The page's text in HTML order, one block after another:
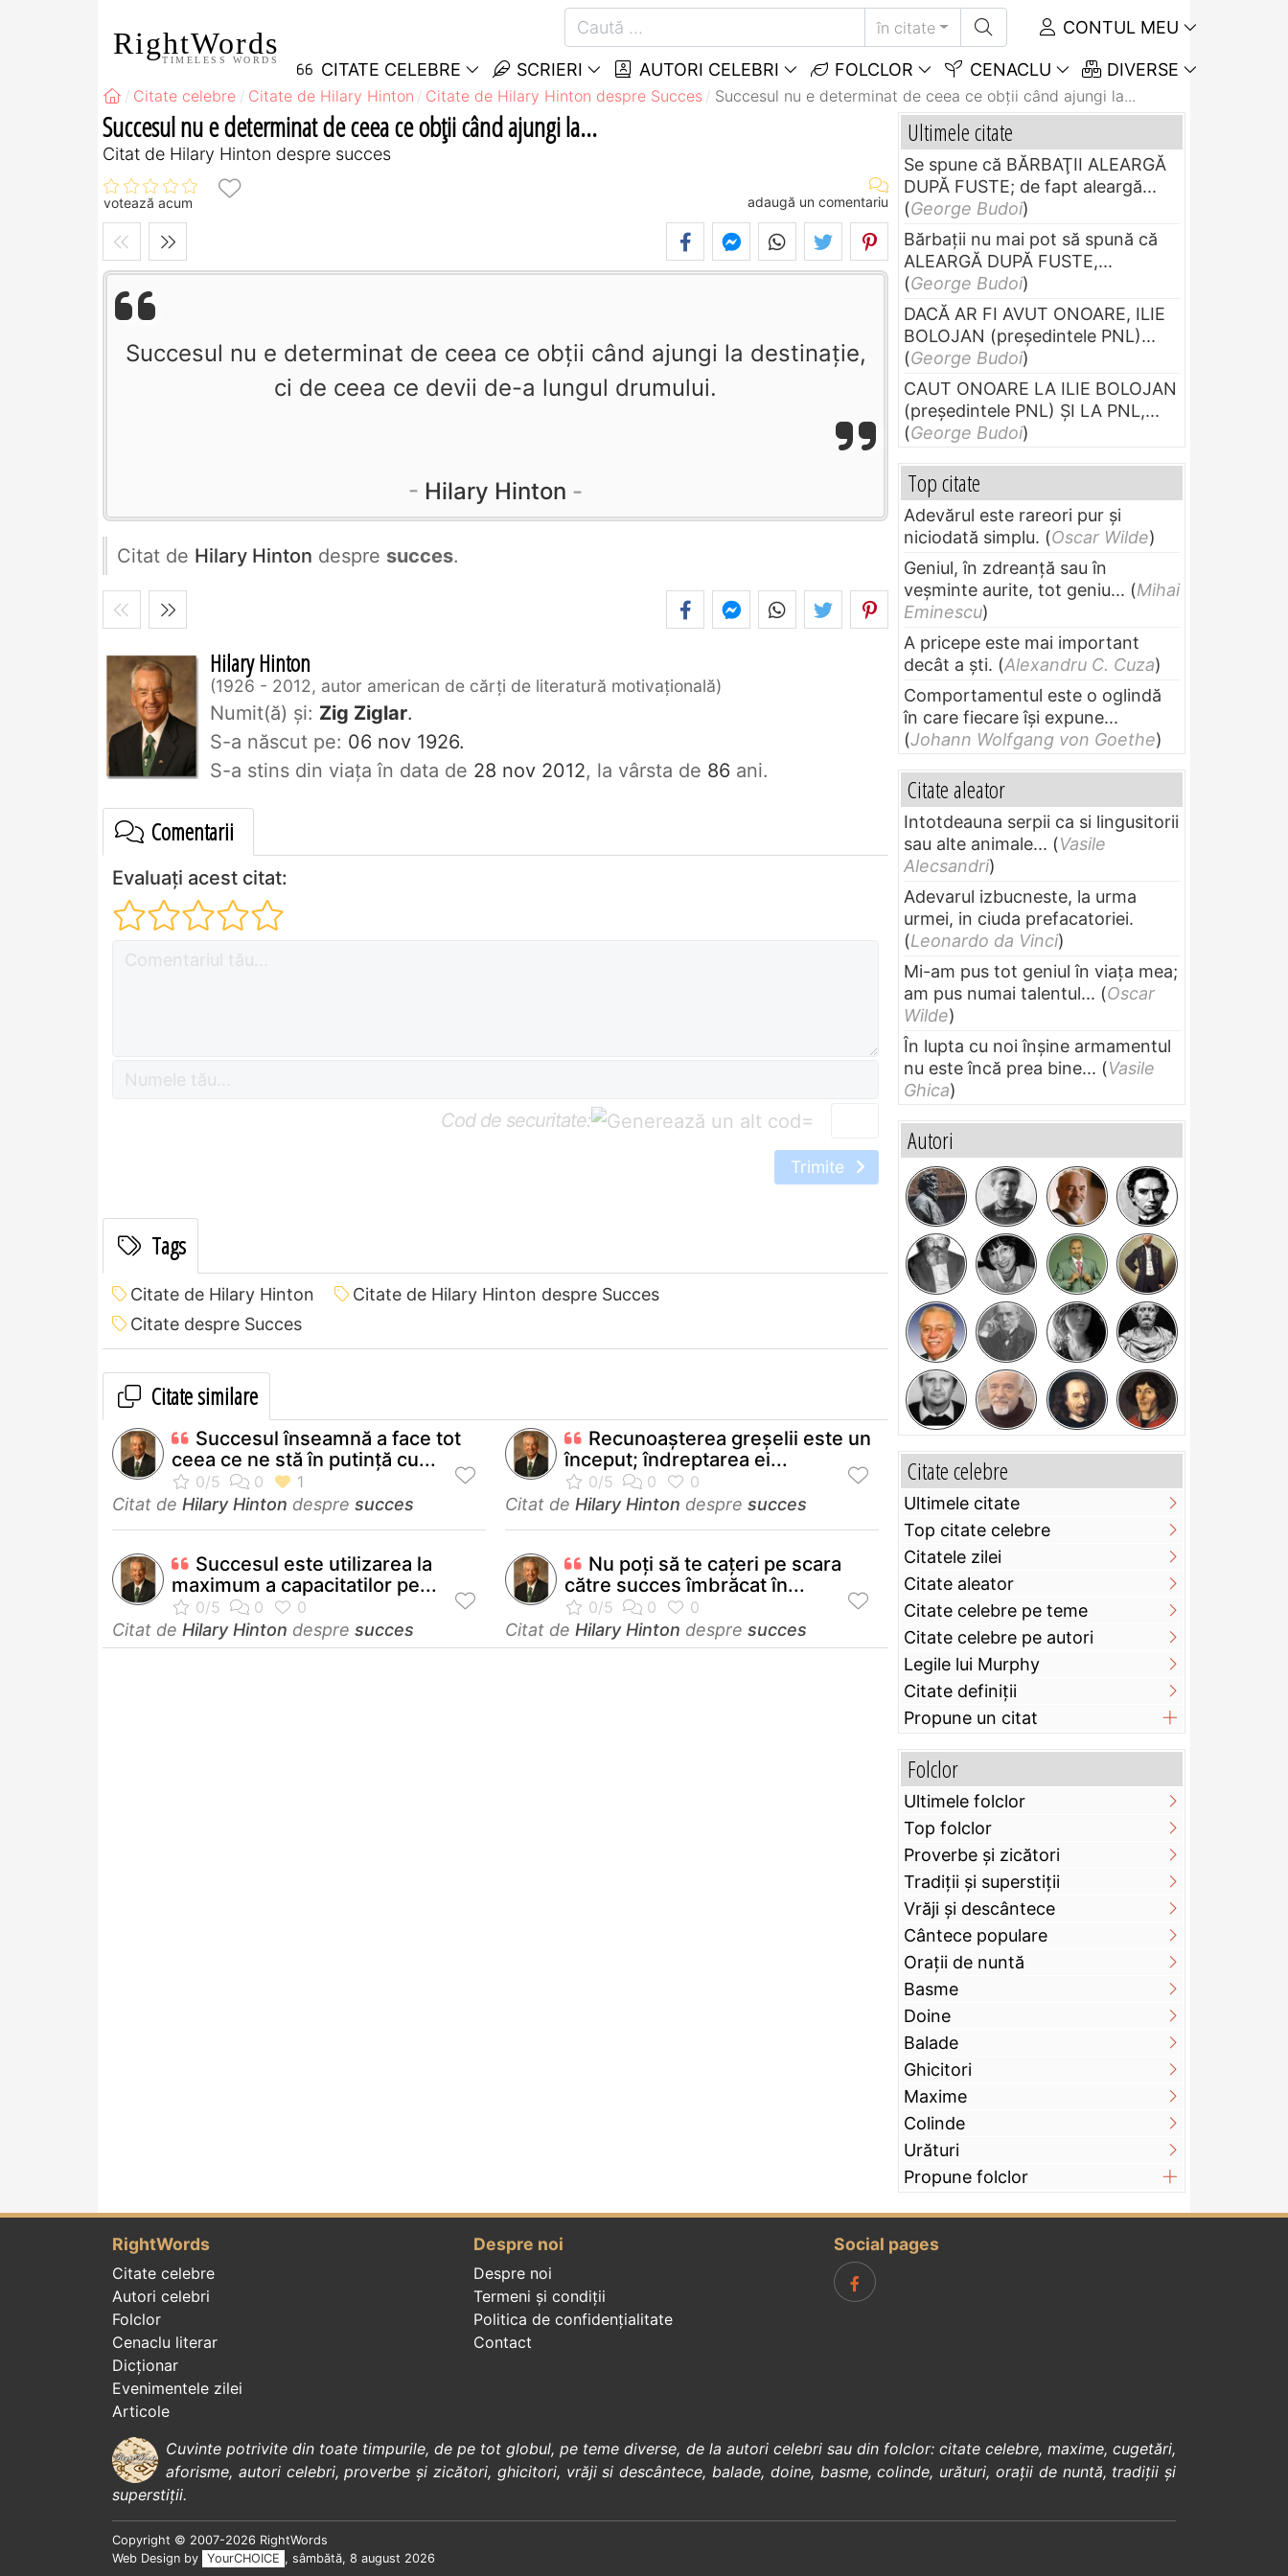
RightWords
TIMELESS WORDS
în citate CONTUL MEU
CITATE CELEBRE SCRIERI AUTORI CELEBRI FOLCLOR CENACLU DIVERSE
Citate celebre Citate de Hilary Hinton Citate de Hilary Hinton despre Succes Succesul nu e determinat de ceea ce obţii când ajungi la...
Succesul nu e determinat de ceea ce obţii când ajungi la...
Citat de Hilary Hinton despre succes
votează acum adaugă un comentariu
Succesul nu e determinat de ceea ce obţii când ajungi la destinaţie,
ci de ceea ce devii de-a lungul drumului.
Hilary Hinton
Citat de Hilary Hinton despre succes.
Hilary Hinton
1926 - 2012, autor american de cărți de literatură motivațională
Numit(ă) și: Zig Ziglar.
S-a născut pe: 06 nov 1926.
S-a stins din viaţa în data de 28 nov 2012, la vârsta de 86 ani.
Comentarii
Evaluați acest citat:
Cod de securitate: =
Trimite
Tags
Citate de Hilary Hinton
Citate de Hilary Hinton despre Succes
Citate despre Succes
Citate similare
Succesul înseamnă a face tot
ceea ce ne stă în putinţă cu...
Citat de Hilary Hinton despre succes
Recunoaşterea greşelii este un
început; îndreptarea ei...
Citat de Hilary Hinton despre succes
Succesul este utilizarea la
maximum a capacitatilor pe...
Citat de Hilary Hinton despre succes
Nu poţi să te caţeri pe scara
către succes îmbrăcat în...
Citat de Hilary Hinton despre succes
Ultimele citate
Se spune că BĂRBAŢII ALEARGĂ
DUPĂ FUSTE; de fapt aleargă...
(George Budoi)
Bărbaţii nu mai pot să spună că
ALEARGĂ DUPĂ FUSTE,...
(George Budoi)
DACĂ AR FI AVUT ONOARE, ILIE
BOLOJAN (preşedintele PNL)...
(George Budoi)
CAUT ONOARE LA ILIE BOLOJAN
(preşedintele PNL) ŞI LA PNL,...
(George Budoi)
Top citate
Adevărul este rareori pur și
niciodată simplu. (Oscar Wilde)
Geniul, în zdreanţă sau în
veşminte aurite, tot geniu... (Mihai
Eminescu)
A pricepe este mai important
decât a ști. (Alexandru C. Cuza)
Comportamentul este o oglindă
în care fiecare își expune...
(Johann Wolfgang von Goethe)
Citate aleator
Intotdeauna serpii ca si lingusitorii
sau alte animale... (Vasile
Alecsandri)
Adevarul izbucneste, la urma
urmei, in ciuda prefacatoriei.
(Leonardo da Vinci)
Mi-am pus tot geniul în viața mea;
am pus numai talentul... (Oscar
Wilde)
În lupta cu noi înșine armamentul
nu este încă prea bine... (Vasile
Ghica)
Autori
Citate celebre
Ultimele citate
Top citate celebre
Citatele zilei
Citate aleator
Citate celebre pe teme
Citate celebre pe autori
Legile lui Murphy
Citate definiţii
Propune un citat
Folclor
Ultimele folclor
Top folclor
Proverbe și zicători
Tradiții și superstiții
Vrăji și descântece
Cântece populare
Orații de nuntă
Basme
Doine
Balade
Ghicitori
Maxime
Colinde
Urături
Propune folclor
RightWords
Citate celebre
Autori celebri
Folclor
Cenaclu literar
Dicționar
Evenimentele zilei
Articole
Despre noi
Despre noi
Termeni și condiții
Politica de confidenţialitate
Contact
Social pages
Cuvinte potrivite din toate timpurile, de pe tot globul, pe teme diverse, de la autori celebrisau din folclor: citate celebre, maxime,cugetări,
aforisme, autori celebri,proverbe și zicători, ghicitori, vrăji si descântece, balade, doine, basme,colinde, urături, orații de nuntă, tradiții și
superstiții.
Copyright © 2007-2026 RightWords
Web Design by
YourCHOICE , sâmbătă, 8 august 2026